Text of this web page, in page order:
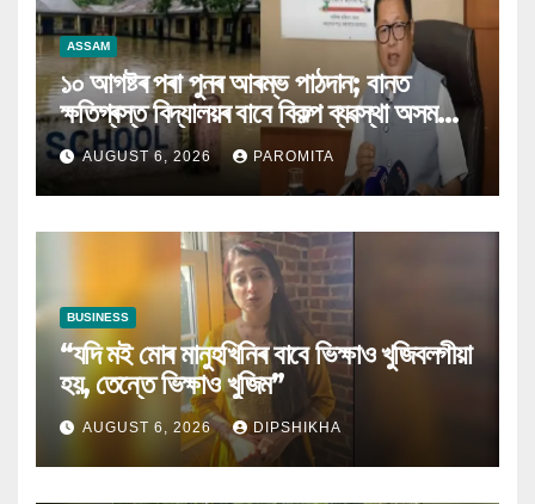
ASSAM
১০ আগষ্টৰ পৰা পুনৰ আৰম্ভ পাঠদান; বানত
ক্ষতিগ্ৰস্ত বিদ্যালয়ৰ বাবে বিকল্প ব্যৱস্থা অসম
চৰকাৰৰ
AUGUST 6, 2026 PAROMITA
BUSINESS
“যদি মই মোৰ মানুহখিনিৰ বাবে ভিক্ষাও খুজিবলগীয়া
হয়, তেন্তে ভিক্ষাও খুজিম”
AUGUST 6, 2026 DIPSHIKHA